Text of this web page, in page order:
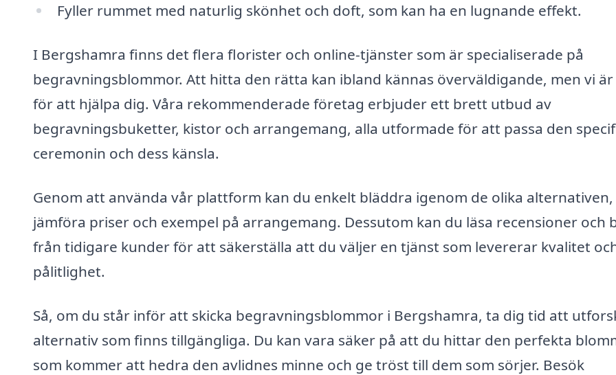
Fyller rummet med naturlig skönhet och doft, som kan ha en lugnande effekt.
I Bergshamra finns det flera florister och online-tjänster som är specialiserade på
begravningsblommor. Att hitta den rätta kan ibland kännas överväldigande, men vi
för att hjälpa dig. Våra rekommenderade företag erbjuder ett brett utbud av
begravningsbuketter, kistor och arrangemang, alla utformade för att passa den
ceremonin och dess känsla.
Genom att använda vår plattform kan du enkelt bläddra igenom de olika alternativen,
jämföra priser och exempel på arrangemang. Dessutom kan du läsa recensioner och
från tidigare kunder för att säkerställa att du väljer en tjänst som levererar kvalitet
pålitlighet.
Så, om du står inför att skicka begravningsblommor i Bergshamra, ta dig tid att
alternativ som finns tillgängliga. Du kan vara säker på att du hittar den perfekta
som kommer att hedra den avlidnes minne och ge tröst till dem som sörjer. Besök